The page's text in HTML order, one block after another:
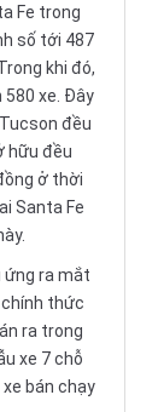
Fe trong
số tới 487
khi đó,
580 xe. Đây
đều
hữu đều
ở thời
Santa Fe
ứng ra mắt
chính thức
ra trong
xe 7 chỗ
bán chạy